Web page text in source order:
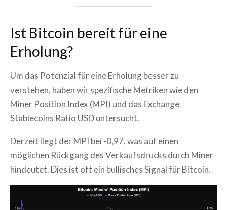
Ist Bitcoin bereit für eine
Erholung?
Um das Potenzial für eine Erholung besser zu
verstehen, haben wir spezifische Metriken wie den
Miner Position Index (MPI) und das Exchange
Stablecoins Ratio USD untersucht.
Derzeit liegt der MPI bei -0,97, was auf einen
möglichen Rückgang des Verkaufsdrucks durch Miner
hindeutet. Dies ist oft ein bullisches Signal für Bitcoin.